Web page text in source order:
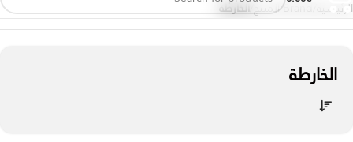
الرئيسية Brand المنتج /الخارطة
الخارطة